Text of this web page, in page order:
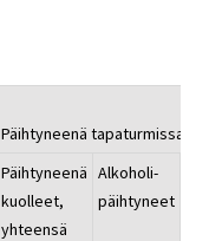
Päihtyneenä tapaturmissa
Päihtyneenä
kuolleet,
yhteensä
Alkoholi-
päihtyneet